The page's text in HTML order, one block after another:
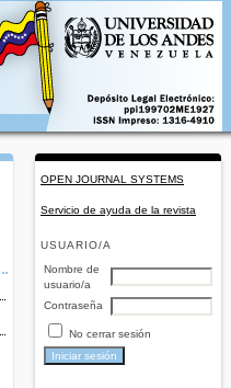
OPEN JOURNAL SYSTEMS
Servicio de ayuda de la revista
USUARIO/A
Nombre de
usuario/a
Contraseña
No cerrar sesión